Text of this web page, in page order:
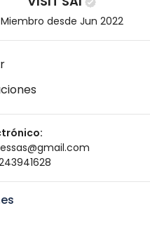
Miembro desde Jun 2022